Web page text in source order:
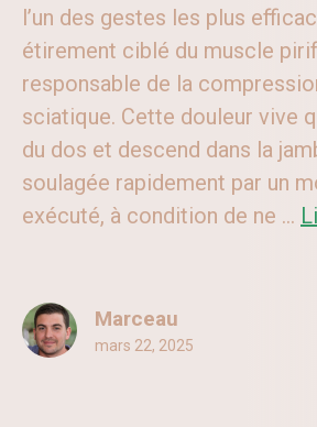
l’un des gestes les plus
étirement ciblé du muscle
responsable de la
sciatique. Cette douleur vive
du dos et descend dans la
soulagée rapidement par un
exécuté, à condition de ne ...
Marceau
mars 22, 2025